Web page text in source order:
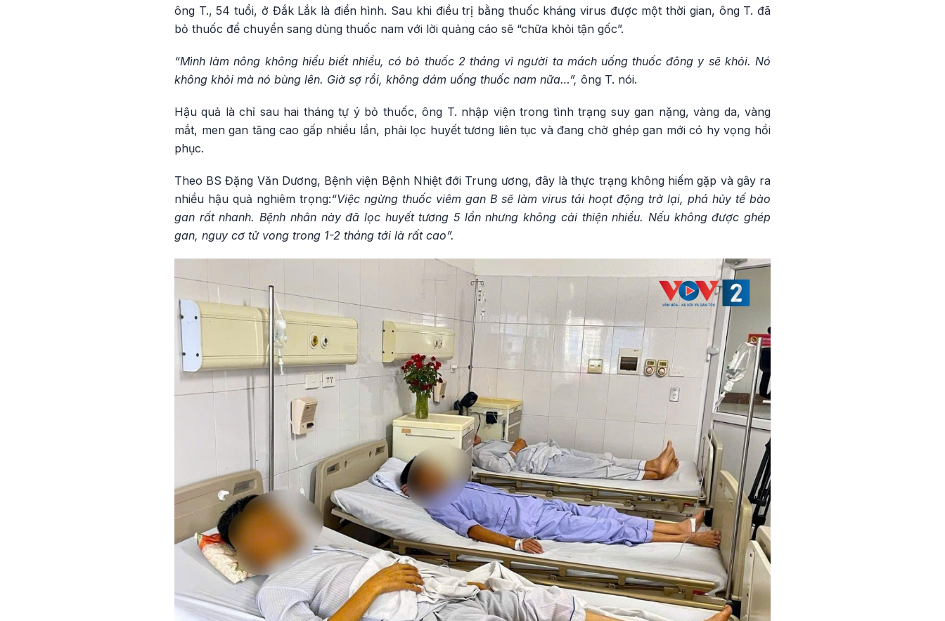
ông T., 54 tuổi, ở Đắk Lắk là điển hình. Sau khi điều trị bằng thuốc kháng virus được một thời gian, ông T. đã
bỏ thuốc để chuyển sang dùng thuốc nam với lời quảng cáo sẽ “chữa khỏi tận gốc”.
“Mình làm nông không hiểu biết nhiều, có bỏ thuốc 2 tháng vì người ta mách uống thuốc đông y sẽ khỏi. Nó
không khỏi mà nó bùng lên. Giờ sợ rồi, không dám uống thuốc nam nữa…”, ông T. nói.
Hậu quả là chỉ sau hai tháng tự ý bỏ thuốc, ông T. nhập viện trong tình trạng suy gan nặng, vàng da, vàng
mắt, men gan tăng cao gấp nhiều lần, phải lọc huyết tương liên tục và đang chờ ghép gan mới có hy vọng hồi
phục.
Theo BS Đặng Văn Dương, Bệnh viện Bệnh Nhiệt đới Trung ương, đây là thực trạng không hiếm gặp và gây ra
nhiều hậu quả nghiêm trọng:“Việc ngừng thuốc viêm gan B sẽ làm virus tái hoạt động trở lại, phá hủy tế bào
gan rất nhanh. Bệnh nhân này đã lọc huyết tương 5 lần nhưng không cải thiện nhiều. Nếu không được ghép
gan, nguy cơ tử vong trong 1-2 tháng tới là rất cao”.